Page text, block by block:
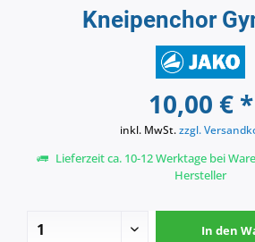
Kneipenchor
10,00 € *
inkl. MwSt.zzgl.
Lieferzeit ca. 10-12 Werktage bei
Hersteller
In den